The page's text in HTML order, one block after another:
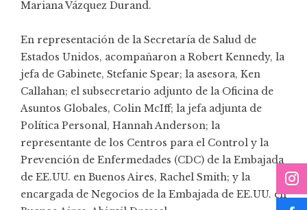
Mariana Vázquez Durand.
En representación de la Secretaría de Salud de
Estados Unidos, acompañaron a Robert Kennedy, la
jefa de Gabinete, Stefanie Spear; la asesora, Ken
Callahan; el subsecretario adjunto de la Oficina de
Asuntos Globales, Colin McIff; la jefa adjunta de
Política Personal, Hannah Anderson; la
representante de los Centros para el Control y la
Prevención de Enfermedades (CDC) de la Embajada
de EE.UU. en Buenos Aires, Rachel Smith; y la
encargada de Negocios de la Embajada de EE.UU. en